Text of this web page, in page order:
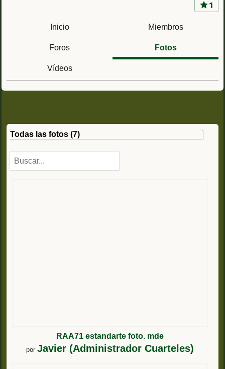
Acuartelamiento Comandante Loriga RAA71
(Getafe, Madrid) Regimiento Artillería Antiaérea
1
Inicio Miembros
Foros Fotos
Vídeos
Todas las fotos (7)
RAA71 estandarte foto. mde
por Javier (Administrador Cuarteles)